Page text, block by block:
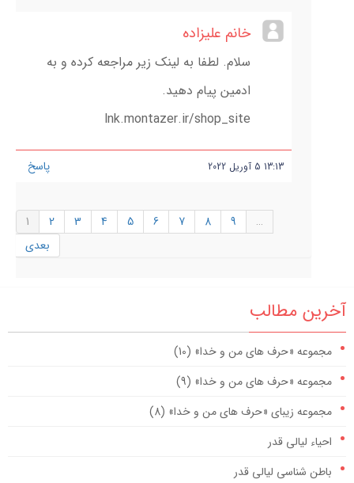
خانم علیزاده
سلام. لطفا به لینک زیر مراجعه کرده و به
ادمین پیام دهید.
lnk.montazer.ir/shop_site
پاسخ 13:13
5 آوریل 2022
1 2 3 4 5 6 7 8 9
…
بعدی
آخرین مطالب
مجموعه «حرف های من و خدا» (10)
مجموعه «حرف های من و خدا» (9)
مجموعه زیبای «حرف های من و خدا» (8)
احیاء لیالی قدر
باطن شناسی لیالی قدر